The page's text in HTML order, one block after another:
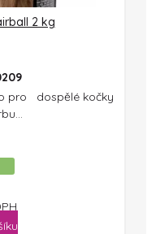
2 kg
pro dospělé kočky